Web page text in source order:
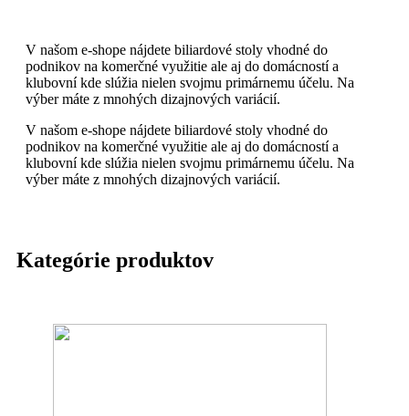
V našom e-shope nájdete biliardové stoly vhodné do
podnikov na komerčné využitie ale aj do domácností a
klubovní kde slúžia nielen svojmu primárnemu účelu. Na
výber máte z mnohých dizajnových variácií.
V našom e-shope nájdete biliardové stoly vhodné do
podnikov na komerčné využitie ale aj do domácností a
klubovní kde slúžia nielen svojmu primárnemu účelu. Na
výber máte z mnohých dizajnových variácií.
Kategórie produktov